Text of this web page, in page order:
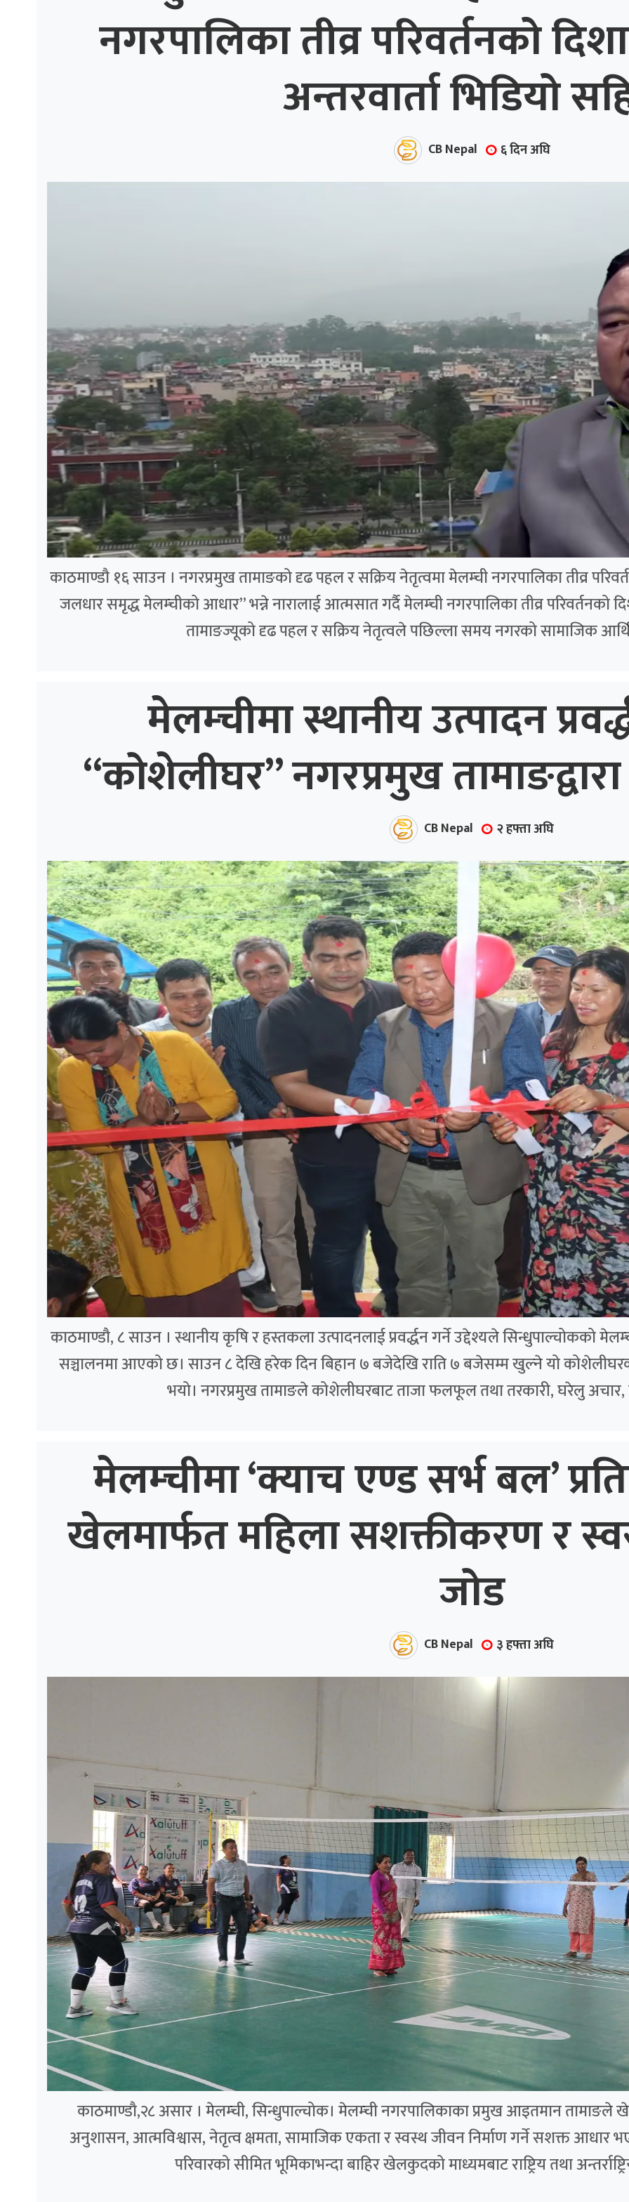
नगरपालिका तीव्र परिवर्तनको
अन्तरवार्ता भिडियो
CB Nepal ६ दिन अघि
काठमाण्डौ १६ साउन । नगरप्रमुख तामाङको दृढ पहल र सक्रिय नेतृत्वमा मेलम्ची नगरपालिका तीव्र
जलधार समृद्ध मेलम्चीको आधार” भन्ने नारालाई आत्मसात गर्दै मेलम्ची नगरपालिका तीव्र परिवर्तनको
तामाङज्यूको दृढ पहल र सक्रिय नेतृत्वले पछिल्ला समय नगरको सामाजिक
मेलम्चीमा स्थानीय उत्पादन
“कोशेलीघर” नगरप्रमुख
CB Nepal २ हफ्ता अघि
काठमाण्डौ, ८ साउन । स्थानीय कृषि र हस्तकला उत्पादनलाई प्रवर्द्धन गर्ने उद्देश्यले सिन्धुपाल्चोकको
सञ्चालनमा आएको छ। साउन ८ देखि हरेक दिन बिहान ७ बजेदेखि राति ७ बजेसम्म खुल्ने यो
भयो। नगरप्रमुख तामाङले कोशेलीघरबाट ताजा फलफूल तथा तरकारी, घरेलु
मेलम्चीमा ‘क्याच एण्ड सर्भ बल’
खेलमार्फत महिला सशक्तीकरण र
जोड
CB Nepal ३ हफ्ता अघि
काठमाण्डौ,२८ असार । मेलम्ची, सिन्धुपाल्चोक। मेलम्ची नगरपालिकाका प्रमुख आइतमान तामाङले
अनुशासन, आत्मविश्वास, नेतृत्व क्षमता, सामाजिक एकता र स्वस्थ जीवन निर्माण गर्ने सशक्त आधार
परिवारको सीमित भूमिकाभन्दा बाहिर खेलकुदको माध्यमबाट राष्ट्रिय तथा